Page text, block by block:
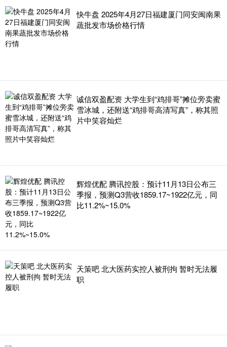
快牛盘 2025年4月27日福建厦门同安闽南果
蔬批发市场价格行情
诚信双盈配资 大学生到“鸡排哥”摊位旁卖蜜
雪冰城，还附送“鸡排哥高清写真”，称其照
片中笑容灿烂
辉煌优配 腾讯控股：预计11月13日公布三
季报，预测Q3营收1859.17~1922亿元，同
比11.2%~15.0%
天策吧 北大医药实控人被刑拘 暂时无法履
职